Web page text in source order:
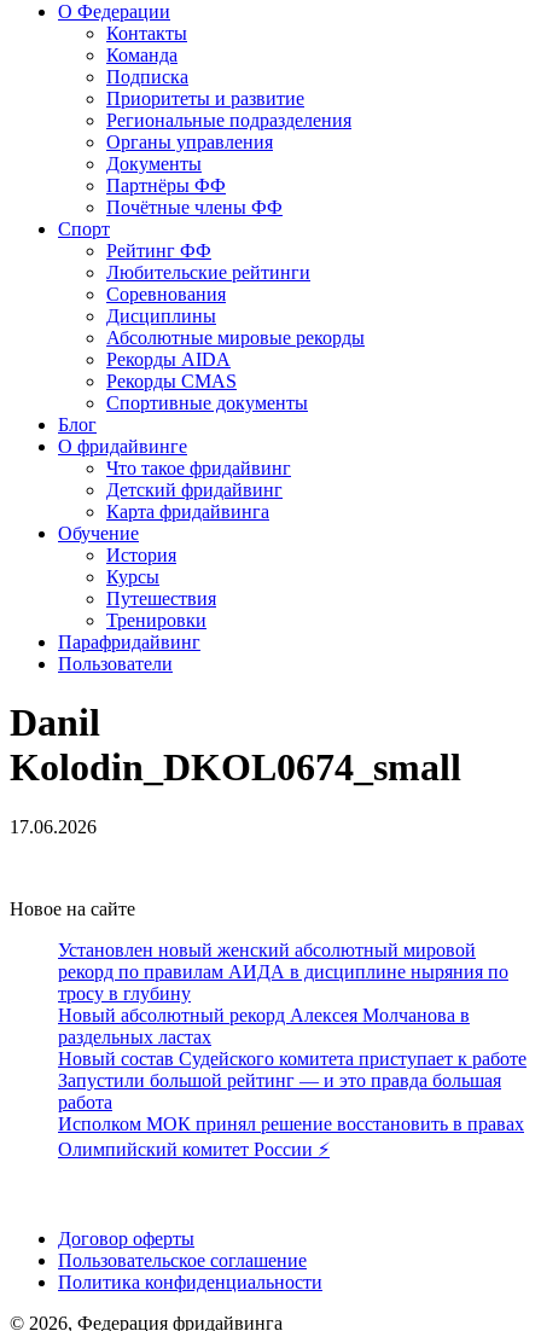
О Федерации
Контакты
Команда
Подписка
Приоритеты и развитие
Региональные подразделения
Органы управления
Документы
Партнёры ФФ
Почётные члены ФФ
Спорт
Рейтинг ФФ
Любительские рейтинги
Соревнования
Дисциплины
Абсолютные мировые рекорды
Рекорды AIDA
Рекорды CMAS
Спортивные документы
Блог
О фридайвинге
Что такое фридайвинг
Детский фридайвинг
Карта фридайвинга
Обучение
История
Курсы
Путешествия
Тренировки
Парафридайвинг
Пользователи
Danil
Kolodin_DKOL0674_small
17.06.2026
Новое на сайте
Установлен новый женский абсолютный мировой
рекорд по правилам АИДА в дисциплине ныряния по
тросу в глубину
Новый абсолютный рекорд Алексея Молчанова в
раздельных ластах
Новый состав Судейского комитета приступает к работе
Запустили большой рейтинг — и это правда большая
работа
Исполком МОК принял решение восстановить в правах
Олимпийский комитет России ⚡️
Договор оферты
Пользовательское соглашение
Политика конфиденциальности
© 2026, Федерация фридайвинга